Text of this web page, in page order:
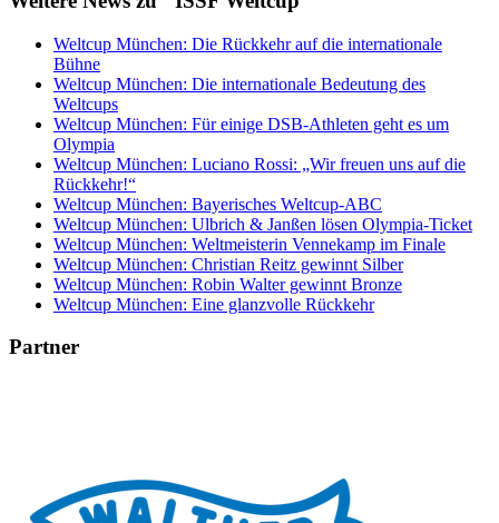
Weltcup München: Die Rückkehr auf die internationale
Bühne
Weltcup München: Die internationale Bedeutung des
Weltcups
Weltcup München: Für einige DSB-Athleten geht es um
Olympia
Weltcup München: Luciano Rossi: „Wir freuen uns auf die
Rückkehr!“
Weltcup München: Bayerisches Weltcup-ABC
Weltcup München: Ulbrich & Janßen lösen Olympia-Ticket
Weltcup München: Weltmeisterin Vennekamp im Finale
Weltcup München: Christian Reitz gewinnt Silber
Weltcup München: Robin Walter gewinnt Bronze
Weltcup München: Eine glanzvolle Rückkehr
Partner